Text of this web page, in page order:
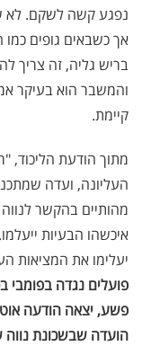
נפגע קשה לשקם. לא
אך כשבאים גופים כמו
בריש גליה, זה צריך
והמשבר הוא בעיקר
קיימת.
מתוך הודעת הליכוד,
העליונה, ועדה
מהותיים בהקשר
איכשהו הבעיות
יעלימו את המציאות
פועלים נגדה בפומבי
פשע, יצאה הודעה
הועדה שבשכונת